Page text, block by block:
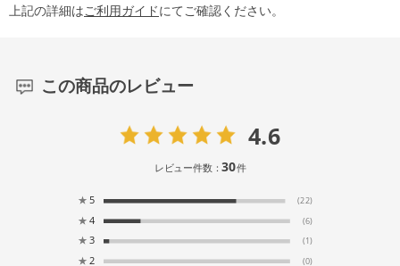
上記の詳細はご利用ガイドにてご確認ください。
この商品のレビュー
4.6
レビュー件数：30件
★ 5 (22)
★ 4 (6)
★ 3 (1)
★ 2 (0)